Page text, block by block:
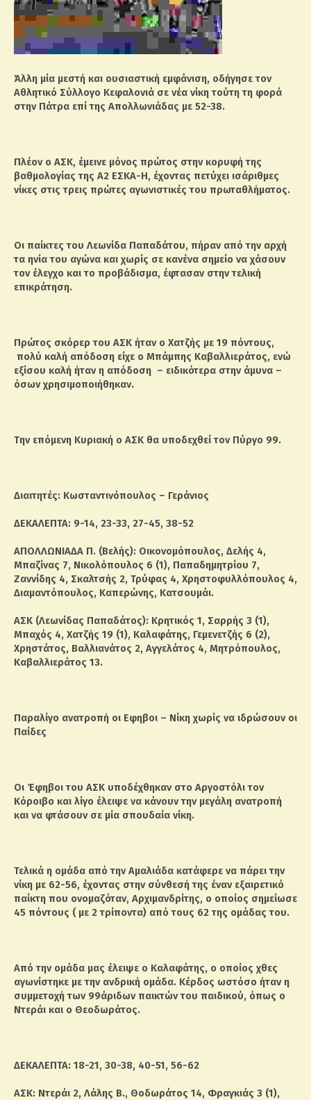
Άλλη μία μεστή και ουσιαστική εμφάνιση, οδήγησε τον
Αθλητικό Σύλλογο Κεφαλονιά σε νέα νίκη τούτη τη φορά
στην Πάτρα επί της Απολλωνιάδας με 52-38.
Πλέον ο ΑΣΚ, έμεινε μόνος πρώτος στην κορυφή της
βαθμολογίας της Α2 ΕΣΚΑ-Η, έχοντας πετύχει ισάριθμες
νίκες στις τρεις πρώτες αγωνιστικές του πρωταθλήματος.
Οι παίκτες του Λεωνίδα Παπαδάτου, πήραν από την αρχή
τα ηνία του αγώνα και χωρίς σε κανένα σημείο να χάσουν
τον έλεγχο και το προβάδισμα, έφτασαν στην τελική
επικράτηση.
Πρώτος σκόρερ του ΑΣΚ ήταν ο Χατζής με 19 πόντους,
πολύ καλή απόδοση είχε ο Μπάμπης Καβαλλιεράτος, ενώ
εξίσου καλή ήταν η απόδοση – ειδικότερα στην άμυνα –
όσων χρησιμοποιήθηκαν.
Την επόμενη Κυριακή ο ΑΣΚ θα υποδεχθεί τον Πύργο 99.
Διαιτητές: Κωσταντινόπουλος – Γεράνιος
ΔΕΚΑΛΕΠΤΑ: 9-14, 23-33, 27-45, 38-52
ΑΠΟΛΛΩΝΙΑΔΑ Π. (Βελής): Οικονομόπουλος, Δελής 4,
Μπαζίνας 7, Νικολόπουλος 6 (1), Παπαδημητρίου 7,
Ζαννίδης 4, Σκαλτσής 2, Τρύφας 4, Χρηστοφυλλόπουλος 4,
Διαμαντόπουλος, Καπερώνης, Κατσουμάι.
ΑΣΚ (Λεωνίδας Παπαδάτος): Κρητικός 1, Σαρρής 3 (1),
Μπαχός 4, Χατζής 19 (1), Καλαφάτης, Γεμενετζής 6 (2),
Χρηστάτος, Βαλλιανάτος 2, Αγγελάτος 4, Μητρόπουλος,
Καβαλλιεράτος 13.
Παραλίγο ανατροπή οι Εφηβοι – Νίκη χωρίς να ιδρώσουν οι
Παίδες
Οι Έφηβοι του ΑΣΚ υποδέχθηκαν στο Αργοστόλι τον
Κόροιβο και λίγο έλειψε να κάνουν την μεγάλη ανατροπή
και να φτάσουν σε μία σπουδαία νίκη.
Τελικά η ομάδα από την Αμαλιάδα κατάφερε να πάρει την
νίκη με 62-56, έχοντας στην σύνθεσή της έναν εξαιρετικό
παίκτη που ονομαζόταν, Αρχιμανδρίτης, ο οποίος σημείωσε
45 πόντους ( με 2 τρίποντα) από τους 62 της ομάδας του.
Από την ομάδα μας έλειψε ο Καλαφάτης, ο οποίος χθες
αγωνίστηκε με την ανδρική ομάδα. Κέρδος ωστόσο ήταν η
συμμετοχή των 99άριδων παικτών του παιδικού, όπως ο
Ντεράι και ο Θεοδωράτος.
ΔΕΚΑΛΕΠΤΑ: 18-21, 30-38, 40-51, 56-62
ΑΣΚ: Ντεράι 2, Λάλης Β., Θοδωράτος 14, Φραγκιάς 3 (1),